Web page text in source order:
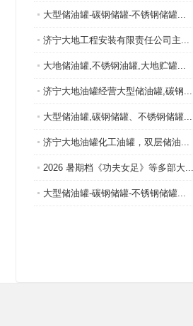
大型储油罐-碳钢储罐-不锈钢储罐...
济宁大地工程安装有限责任公司主...
大地储油罐,不锈钢油罐,大地贮罐...
济宁大地油罐经营大型储油罐,碳钢...
大型储油罐,碳钢储罐、不锈钢储罐...
济宁大地油罐化工油罐，双层储油...
2026 暑期档《功夫女足》等多部大...
大型储油罐-碳钢储罐-不锈钢储罐...